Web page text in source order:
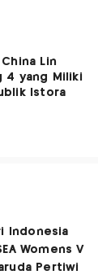
Lin
4 yang Miliki
Istora
Indonesia
Womens V
Pertiwi